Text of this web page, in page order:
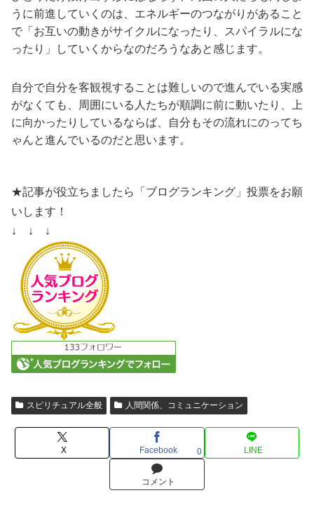
うに前進していくのは、エネルギーのつながりがあること
で「お互いの動きがサイクルになったり、スパイラルにな
ったり」していくからなのだろうなあと感じます。
自分で自分を客観視することは難しいので進んでいる実感
がなくても、周囲にいる人たちが順調に前に動いたり、上
に向かったりしているならば、自分もその流れにのってち
ゃんと進んでいるのだと思います。
★記事が役立ちましたら「ブログランキング」投票をお願
いします！
↓ ↓ ↓
スピリチュアル全般 人間関係、コミュニケーション
X Facebook 0 LINE
コメント